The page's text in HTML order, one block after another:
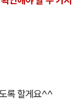
록 할게요^^